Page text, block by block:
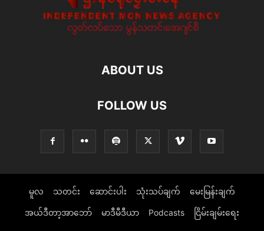
ABOUT US
FOLLOW US
မူလ သတင်း ဆောင်းပါး သုံးသပ်ချက် မေးမြန်းချက်
အယ်ဒီတာ့အာဘော် မာဒီမီဒီယာ Podcasts ငြိမ်းချမ်းရေး